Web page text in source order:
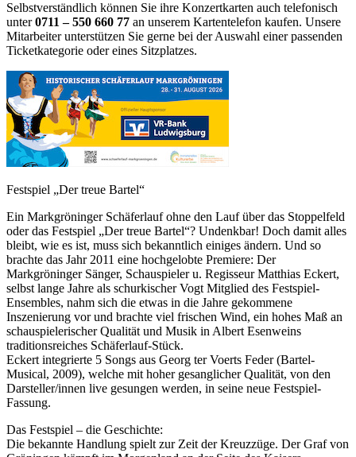
Selbstverständlich können Sie ihre Konzertkarten auch telefonisch
unter0711 – 550 660 77 an unserem Kartentelefon kaufen. Unsere
Mitarbeiter unterstützen Sie gerne bei der Auswahl einer passenden
Ticketkategorie oder eines Sitzplatzes.
Festspiel „Der treue Bartel“
Ein Markgröninger Schäferlauf ohne den Lauf über das Stoppelfeld
oder das Festspiel „Der treue Bartel“? Undenkbar! Doch damit alles
bleibt, wie es ist, muss sich bekanntlich einiges ändern. Und so
brachte das Jahr 2011 eine hochgelobte Premiere: Der
Markgröninger Sänger, Schauspieler u. Regisseur Matthias Eckert,
selbst lange Jahre als schurkischer Vogt Mitglied des Festspiel-
Ensembles, nahm sich die etwas in die Jahre gekommene
Inszenierung vor und brachte viel frischen Wind, ein hohes Maß an
schauspielerischer Qualität und Musik in Albert Esenweins
traditionsreiches Schäferlauf-Stück.
Eckert integrierte 5 Songs aus Georg ter Voerts Feder (Bartel-
Musical, 2009), welche mit hoher gesanglicher Qualität, von den
Darsteller/innen live gesungen werden, in seine neue Festspiel-
Fassung.
Das Festspiel – die Geschichte:
Die bekannte Handlung spielt zur Zeit der Kreuzzüge. Der Graf von